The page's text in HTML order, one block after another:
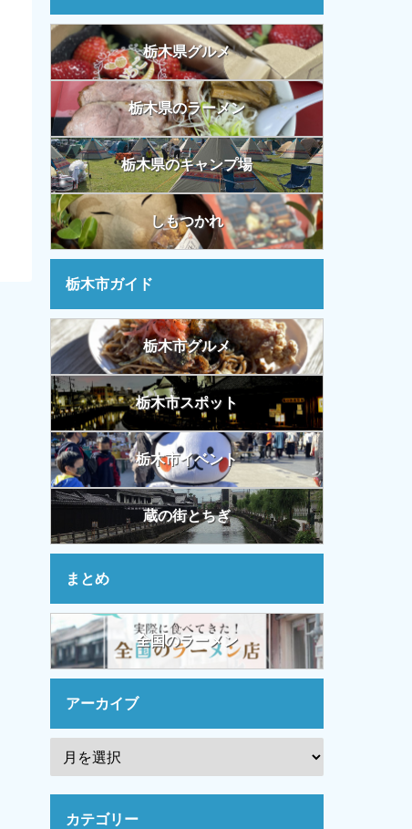
栃木県グルメ
栃木県のラーメン
栃木県のキャンプ場
しもつかれ
栃木市ガイド
栃木市グルメ
栃木市スポット
栃木市イベント
蔵の街とちぎ
まとめ
全国のラーメン
アーカイブ
カテゴリー